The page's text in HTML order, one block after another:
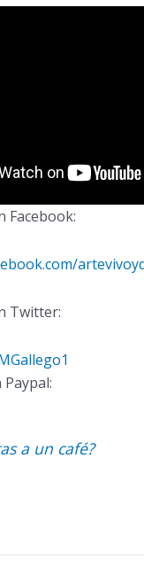
Facebook:
Twitter:
a un café?